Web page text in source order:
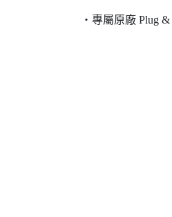
‧專屬原廠 Plug &